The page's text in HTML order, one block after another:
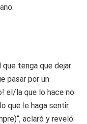
tenga que dejar
pasar por un
el/la que lo hace no
que le haga sentir
aclaró y reveló: